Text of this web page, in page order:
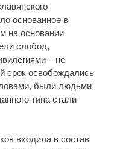
основанное в
на основании
слобод,
– не
срок освобождались
были людьми
типа стали
входила в состав